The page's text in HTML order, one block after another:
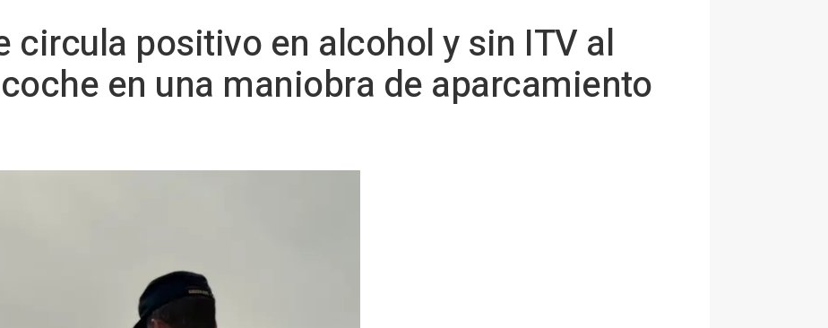
circula positivo en alcohol y sin ITV al
en una maniobra de aparcamiento